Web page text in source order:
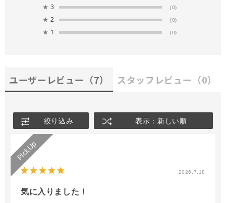
★ 3 (0)
★ 2 (0)
★ 1 (0)
ユーザーレビュー （7） スタッフレビュー （0）
絞り込み 表示：新しい順
2026.7.18
気に入りました！